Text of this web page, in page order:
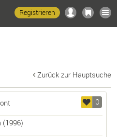
Registrieren
Zurück zur Hauptsuche
0
(1996)